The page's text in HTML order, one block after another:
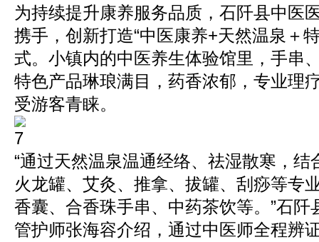
为持续提升康养服务品质，石阡县中医
携手，创新打造“中医康养+天然温泉＋
式。小镇内的中医养生体验馆里，手串
特色产品琳琅满目，药香浓郁，专业理
受游客青睐。
“通过天然温泉温通经络、祛湿散寒，
火龙罐、艾灸、推拿、拔罐、刮痧等专
香囊、合香珠手串、中药茶饮等。”石
管护师张海容介绍，通过中医师全程辨